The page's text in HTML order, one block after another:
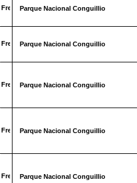
Parque Nacional Conguillio
Parque Nacional Conguillio
Parque Nacional Conguillio
Parque Nacional Conguillio
Parque Nacional Conguillio